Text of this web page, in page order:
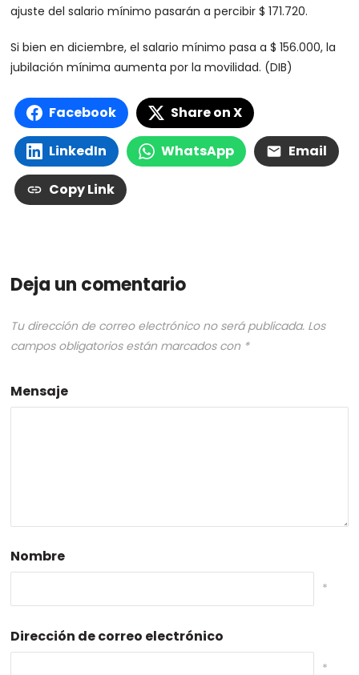
ajuste del salario mínimo pasarán a percibir $ 171.720.
Si bien en diciembre, el salario mínimo pasa a $ 156.000, la
jubilación mínima aumenta por la movilidad. (DIB)
Facebook Share on X
LinkedIn WhatsApp Email
Copy Link
Deja un comentario
Tu dirección de correo electrónico no será publicada. Los
campos obligatorios están marcados con *
Mensaje
Nombre
*
Dirección de correo electrónico
*